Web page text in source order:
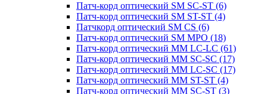
Патч-корд оптический SM SC-ST (6)
Патч-корд оптический SM ST-ST (4)
Патчкорд оптический SM CS (6)
Патч-корд оптический SM MPO (18)
Патч-корд оптический MM LC-LC (61)
Патч-корд оптический MM SC-SC (17)
Патч-корд оптический MM LC-SC (17)
Патч-корд оптический MM ST-ST (4)
Патч-корд оптический MM SC-ST (3)